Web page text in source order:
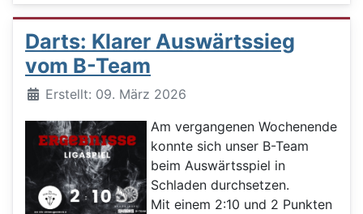
Darts: Klarer Auswärtssieg
vom B-Team
DetailsErstellt: 09. März 2026
Am vergangenen Wochenende
konnte sich unser B-Team
beim Auswärtsspiel in
Schladen durchsetzen.
Mit einem 2:10 und 2 Punkten